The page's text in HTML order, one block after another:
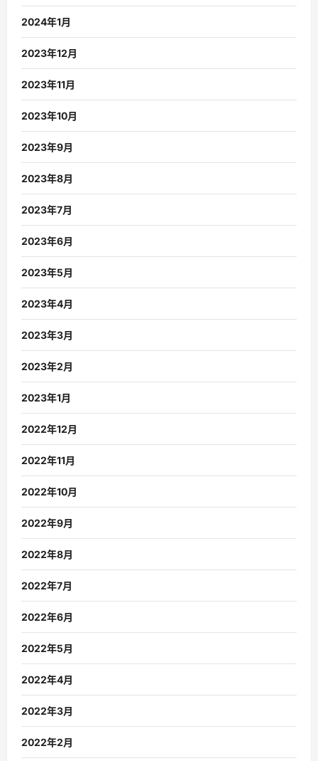
2024年1月
2023年12月
2023年11月
2023年10月
2023年9月
2023年8月
2023年7月
2023年6月
2023年5月
2023年4月
2023年3月
2023年2月
2023年1月
2022年12月
2022年11月
2022年10月
2022年9月
2022年8月
2022年7月
2022年6月
2022年5月
2022年4月
2022年3月
2022年2月